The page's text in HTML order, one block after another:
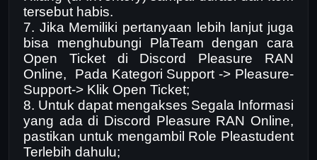
tersebut habis.
7. Jika Memiliki pertanyaan lebih lanjut juga
bisa menghubungi PlaTeam dengan cara
Open Ticket di Discord Pleasure RAN
Online, Pada Kategori Support -> Pleasure-
Support-> Klik Open Ticket;
8. Untuk dapat mengakses Segala Informasi
yang ada di Discord Pleasure RAN Online,
pastikan untuk mengambil Role Pleastudent
Terlebih dahulu;